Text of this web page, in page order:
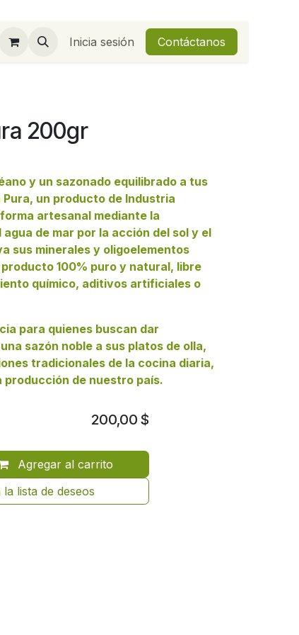
Inicia sesión Contáctanos
200gr
y un sazonado equilibrado a tus
un producto de Industria
artesanal mediante la
de mar por la acción del sol y el
sus minerales y oligoelementos
100% puro y natural, libre
químico, aditivos artificiales o
para quienes buscan dar
sazón noble a sus platos de olla,
tradicionales de la cocina diaria,
producción de nuestro país.
Agregar al carrito
lista de deseos
200,00 $